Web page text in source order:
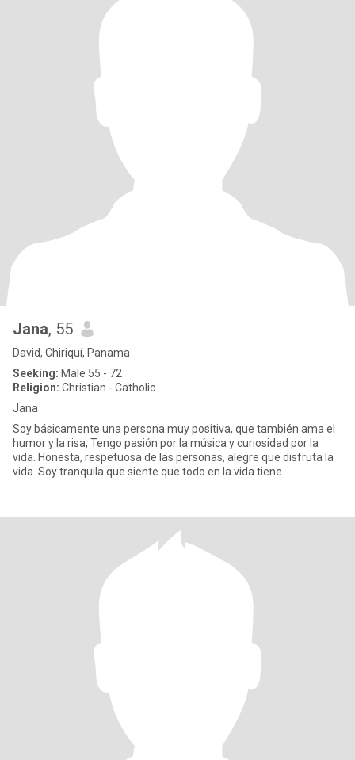
Jana, 55
David, Chiriquí, Panama
Seeking: Male 55 - 72
Religion: Christian - Catholic
Jana
Soy básicamente una persona muy positiva, que también ama el
humor y la risa, Tengo pasión por la música y curiosidad por la
vida. Honesta, respetuosa de las personas, alegre que disfruta la
vida. Soy tranquila que siente que todo en la vida tiene